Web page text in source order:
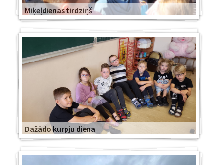
Miķeļdienas tirdziņš
Dažādo kurpju diena